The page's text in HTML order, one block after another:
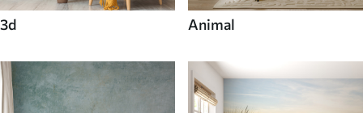
3d Animal